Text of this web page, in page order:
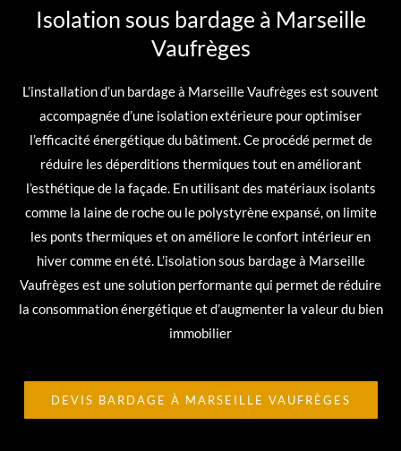
Isolation sous bardage à Marseille
Vaufrèges
L’installation d’un bardage à Marseille Vaufrèges est souvent
accompagnée d’une isolation extérieure pour optimiser
l’efficacité énergétique du bâtiment. Ce procédé permet de
réduire les déperditions thermiques tout en améliorant
l’esthétique de la façade. En utilisant des matériaux isolants
comme la laine de roche ou le polystyrène expansé, on limite
les ponts thermiques et on améliore le confort intérieur en
hiver comme en été. L’isolation sous bardage à Marseille
Vaufrèges est une solution performante qui permet de réduire
la consommation énergétique et d’augmenter la valeur du bien
immobilier
DEVIS BARDAGE À MARSEILLE VAUFRÈGES